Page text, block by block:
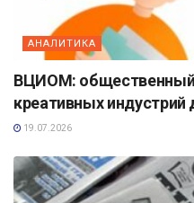
АНАЛИТИКА
ВЦИОМ: общественный
креативных
19.07.2026